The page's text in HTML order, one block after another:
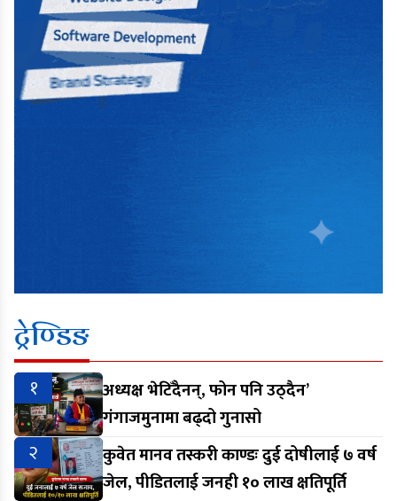
ट्रेण्डिङ
१
अध्यक्ष भेटिँदैनन्, फोन पनि उठ्दैन’
गंगाजमुनामा बढ्दो गुनासो
२
कुवेत मानव तस्करी काण्डः दुई दोषीलाई ७ वर्ष
जेल, पीडितलाई जनही १० लाख क्षतिपूर्ति